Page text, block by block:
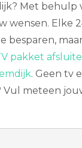
Met
Elke
besparen,
pakket
. Geen tv
meteen